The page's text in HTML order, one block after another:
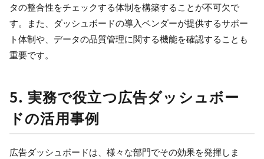
タの整合性をチェックする体制を構築することが不可欠で
す。また、ダッシュボードの導入ベンダーが提供するサポー
ト体制や、データの品質管理に関する機能を確認することも
重要です。
5. 実務で役立つ広告ダッシュボー
ドの活用事例
広告ダッシュボードは、様々な部門でその効果を発揮しま